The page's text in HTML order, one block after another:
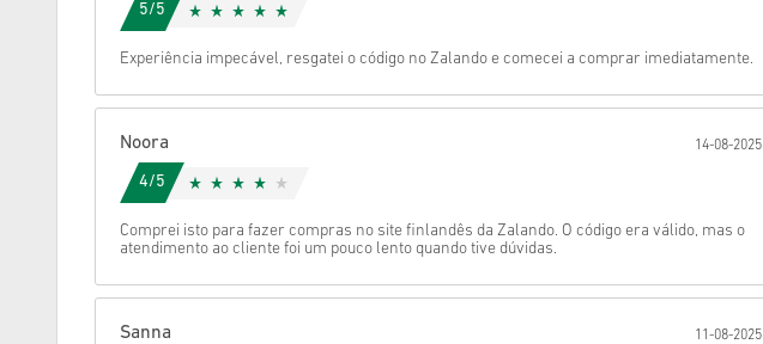
5/5
Experiência impecável, resgatei o código no Zalando e comecei a comprar imediatamente.
Noora 14-08-2025
4/5
Comprei isto para fazer compras no site finlandês da Zalando. O código era válido, mas o
atendimento ao cliente foi um pouco lento quando tive dúvidas.
Sanna 11-08-2025